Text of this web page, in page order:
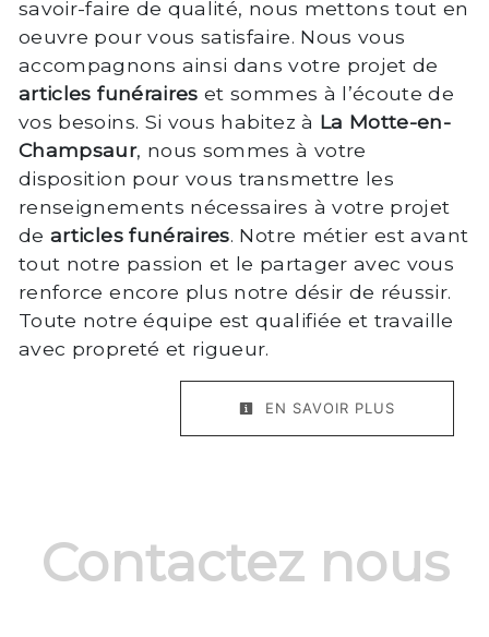
savoir-faire de qualité, nous mettons tout en
oeuvre pour vous satisfaire. Nous vous
accompagnons ainsi dans votre projet de
articles funéraires et sommes à l’écoute de
vos besoins. Si vous habitez à La Motte-en-
Champsaur, nous sommes à votre
disposition pour vous transmettre les
renseignements nécessaires à votre projet
dearticles funéraires. Notre métier est avant
tout notre passion et le partager avec vous
renforce encore plus notre désir de réussir.
Toute notre équipe est qualifiée et travaille
avec propreté et rigueur.
EN SAVOIR PLUS
Contactez nous